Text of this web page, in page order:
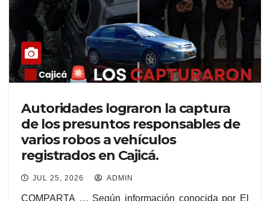
Autoridades lograron la captura
de los presuntos responsables de
varios robos a vehículos
registrados en Cajicá.
JUL 25, 2026 ADMIN
COMPARTA … Según información conocida por El